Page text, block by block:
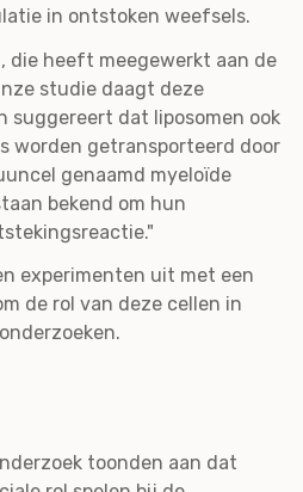
in ontstoken weefsels.
die heeft meegewerkt aan de
studie daagt deze
suggereert dat liposomen ook
worden getransporteerd door
genaamd myeloïde
bekend om hun
experimenten uit met een
de rol van deze cellen in
toonden aan dat